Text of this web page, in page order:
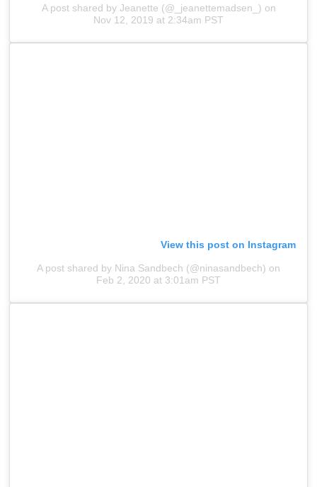
A post shared by Jeanette (@_jeanettemadsen_) on
Nov 12, 2019 at 2:34am PST
View this post on Instagram
A post shared by Nina Sandbech (@ninasandbech) on
Feb 2, 2020 at 3:01am PST